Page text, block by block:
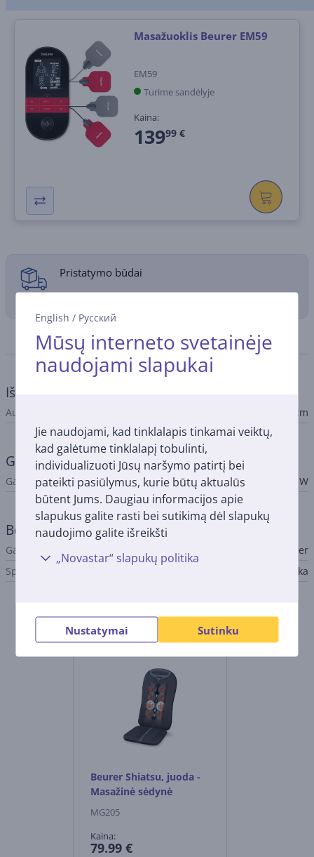
English / Русский
Mūsų interneto svetainėje
naudojami slapukai
Jie naudojami, kad tinklalapis tinkamai veiktų,
kad galėtume tinklalapį tobulinti,
individualizuoti Jūsų naršymo patirtį bei
pateikti pasiūlymus, kurie būtų aktualūs
būtent Jums. Daugiau informacijos apie
slapukus galite rasti bei sutikimą dėl slapukų
naudojimo galite išreikšti
„Novastar“ slapukų politika
Nustatymai Sutinku
Masažuoklis Beurer EM59
EM59
Turime sandėlyje
Kaina:
13999 €
Pristatymo būdai
Specifikacija
Išmatavimai
Aukštis 45 cm
Galingumas
Galia 20 W
Bendri parametrai
Gamintojas
Beurer
Spalva
Pilka
Panašios prekės
Beurer Shiatsu, juoda -
Masažinė sėdynė
MG205
Kaina:
79.99 €